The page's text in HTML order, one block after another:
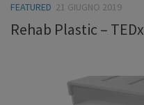
FEATURED 21 GIUGNO 2019
Rehab Plastic – TEDx